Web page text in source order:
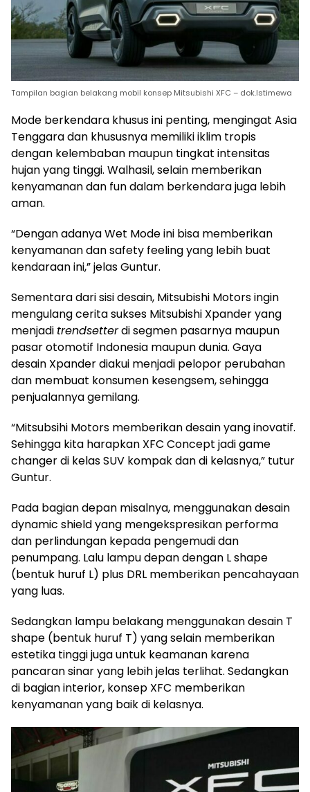
Tampilan bagian belakang mobil konsep Mitsubishi XFC – dok.Istimewa
Mode berkendara khusus ini penting, mengingat Asia
Tenggara dan khususnya memiliki iklim tropis
dengan kelembaban maupun tingkat intensitas
hujan yang tinggi. Walhasil, selain memberikan
kenyamanan dan fun dalam berkendara juga lebih
aman.
“Dengan adanya Wet Mode ini bisa memberikan
kenyamanan dan safety feeling yang lebih buat
kendaraan ini,” jelas Guntur.
Sementara dari sisi desain, Mitsubishi Motors ingin
mengulang cerita sukses Mitsubishi Xpander yang
menjadi trendsetterdi segmen pasarnya maupun
pasar otomotif Indonesia maupun dunia. Gaya
desain Xpander diakui menjadi pelopor perubahan
dan membuat konsumen kesengsem, sehingga
penjualannya gemilang.
“Mitsubsihi Motors memberikan desain yang inovatif.
Sehingga kita harapkan XFC Concept jadi game
changer di kelas SUV kompak dan di kelasnya,” tutur
Guntur.
Pada bagian depan misalnya, menggunakan desain
dynamic shield yang mengekspresikan performa
dan perlindungan kepada pengemudi dan
penumpang. Lalu lampu depan dengan L shape
(bentuk huruf L) plus DRL memberikan pencahayaan
yang luas.
Sedangkan lampu belakang menggunakan desain T
shape (bentuk huruf T) yang selain memberikan
estetika tinggi juga untuk keamanan karena
pancaran sinar yang lebih jelas terlihat. Sedangkan
di bagian interior, konsep XFC memberikan
kenyamanan yang baik di kelasnya.